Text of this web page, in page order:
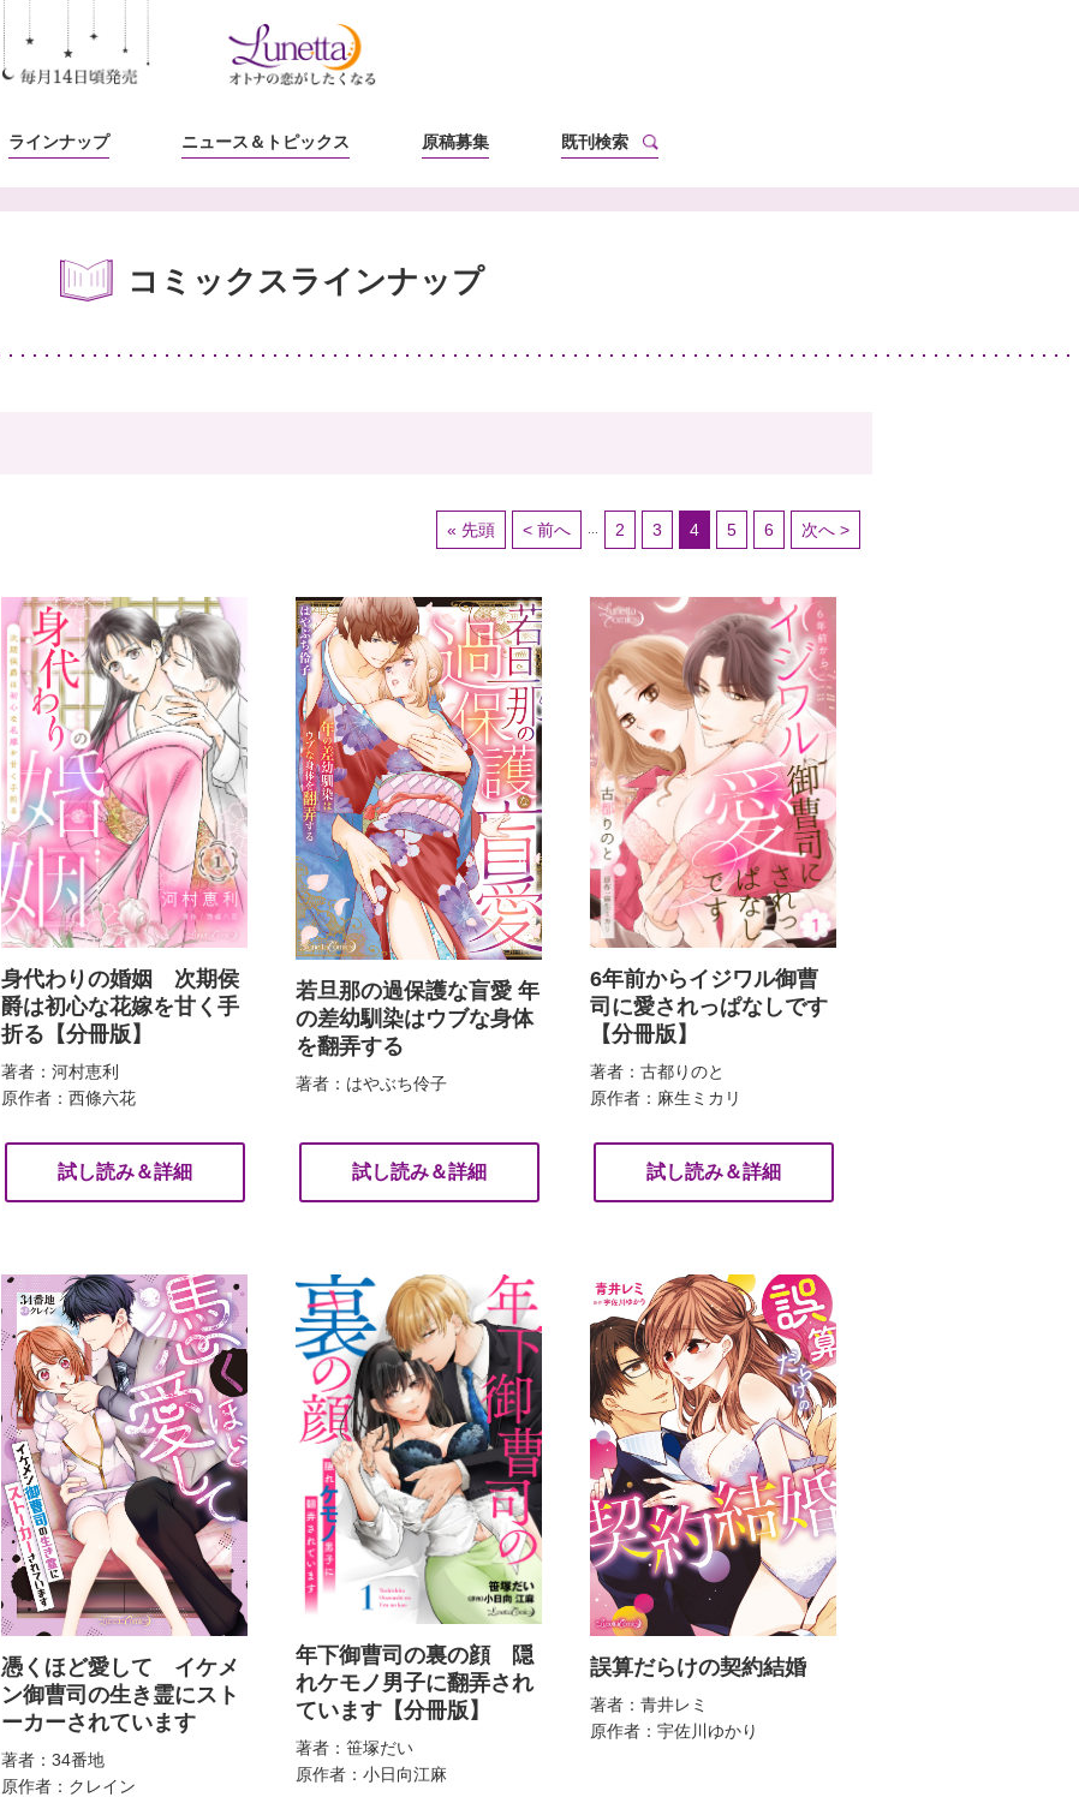
ラインナップ ニュース ＆トピックス 原稿募集 既刊検索
コミックスラインナップ
« 先頭 < 前へ ... 2 3 4 5 6 次へ >
身代わりの婚姻 次期侯
爵は初心な花嫁を甘く手
折る【分冊版】
著者：河村恵利
原作者：西條六花
試し読み＆詳細
若旦那の過保護な盲愛 年
の差幼馴染はウブな身体
を翻弄する
著者：はやぶち伶子
試し読み＆詳細
6年前からイジワル御曹
司に愛されっぱなしです
【分冊版】
著者：古都りのと
原作者：麻生ミカリ
試し読み＆詳細
憑くほど愛して イケメ
ン御曹司の生き霊にスト
ーカーされています
著者：34番地
原作者：クレイン
年下御曹司の裏の顔 隠
れケモノ男子に翻弄され
ています【分冊版】
著者：笹塚だい
原作者：小日向江麻
誤算だらけの契約結婚
著者：青井レミ
原作者：宇佐川ゆかり